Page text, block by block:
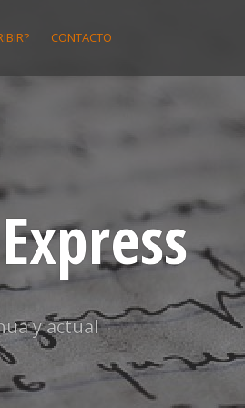
CONTACTO
y actual